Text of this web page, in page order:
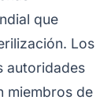
que
Los
autoridades
miembros de